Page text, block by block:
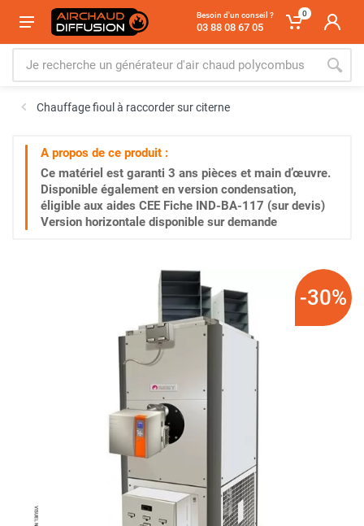
Besoin d'un conseil ?
03 88 08 67 05
0
Chauffage fioul à raccorder sur citerne
A propos de ce produit :
Ce matériel est garanti 3 ans pièces et main d’œuvre.
Disponible également en version condensation,
éligible aux aides CEE Fiche IND-BA-117 (sur devis)
Version horizontale disponible sur demande
-30%